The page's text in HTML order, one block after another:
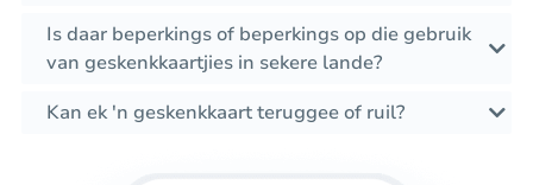
Is daar beperkings of beperkings op die gebruik
van geskenkkaartjies in sekere lande?
Kan ek 'n geskenkkaart teruggee of ruil?